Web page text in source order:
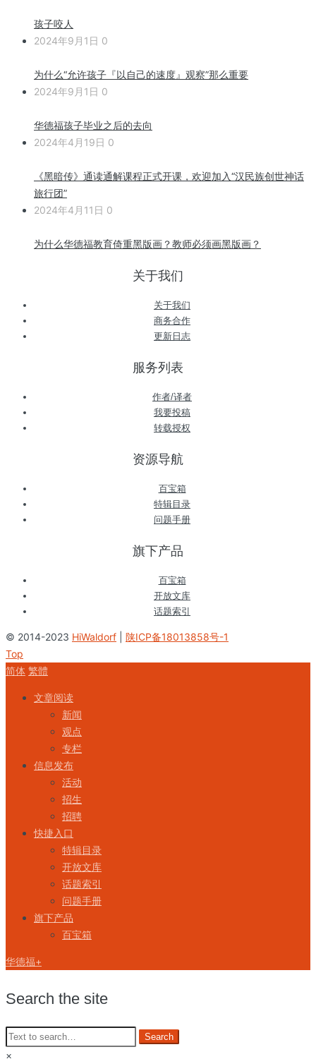
孩子咬人
2024年9月1日 0
为什么“允许孩子『以自己的速度』观察”那么重要
2024年9月1日 0
华德福孩子毕业之后的去向
2024年4月19日 0
《黑暗传》通读通解课程正式开课，欢迎加入“汉民族创世神话
旅行团”
2024年4月11日 0
为什么华德福教育倚重黑版画？教师必须画黑版画？
关于我们
关于我们
商务合作
更新日志
服务列表
作者/译者
我要投稿
转载授权
资源导航
百宝箱
特辑目录
问题手册
旗下产品
百宝箱
开放文库
话题索引
© 2014-2023 HiWaldorf
陕ICP备18013858号-1
Top
简体 繁體
文章阅读
新闻
观点
专栏
信息发布
活动
招生
招聘
快捷入口
特辑目录
开放文库
话题索引
问题手册
旗下产品
百宝箱
华德福+
Search the site
×